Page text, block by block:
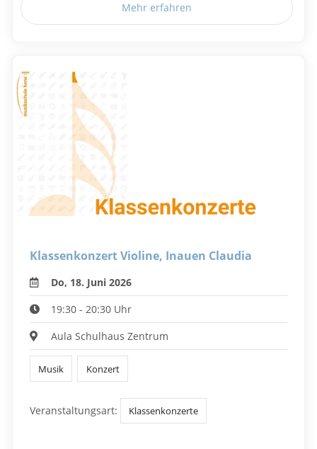
Mehr erfahren
Klassenkonzert Violine, Inauen Claudia
Do, 18. Juni 2026
19:30 - 20:30 Uhr
Aula Schulhaus Zentrum
Musik Konzert
Veranstaltungsart: Klassenkonzerte